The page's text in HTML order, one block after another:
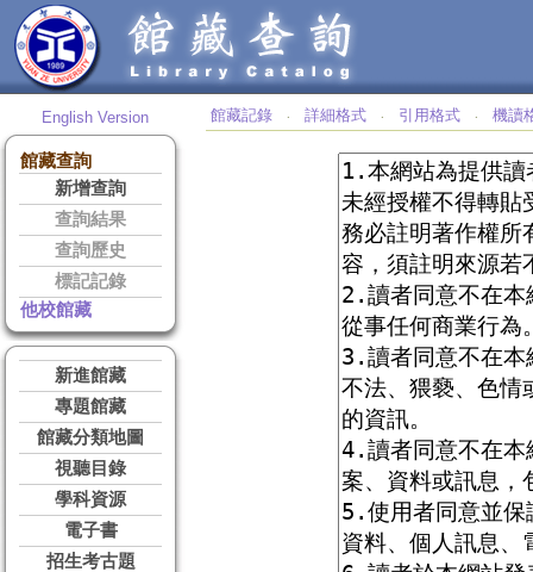
English Version
館藏查詢
新增查詢
查詢結果
查詢歷史
標記記錄
他校館藏
新進館藏
專題館藏
館藏分類地圖
視聽目錄
學科資源
電子書
招生考古題
館藏記錄 ‧ 詳細格式 ‧ 引用格式 ‧ 機讀